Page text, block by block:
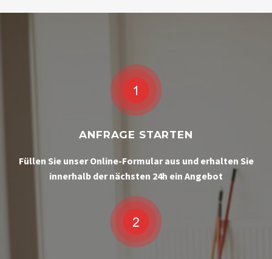
ANFRAGE STARTEN
Füllen Sie unser Online-Formular aus und erhalten Sie
innerhalb der nächsten 24h ein Angebot